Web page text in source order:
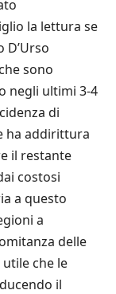
la lettura se
sono
negli ultimi 3-4
di
ha addirittura
il restante
costosi
a questo
a
delle
che le
il